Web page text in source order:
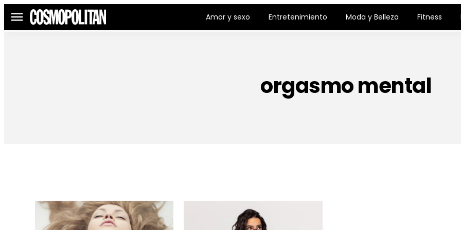
Menú Amor y sexo Entretenimiento Moda y Belleza Fitness
orgasmo mental